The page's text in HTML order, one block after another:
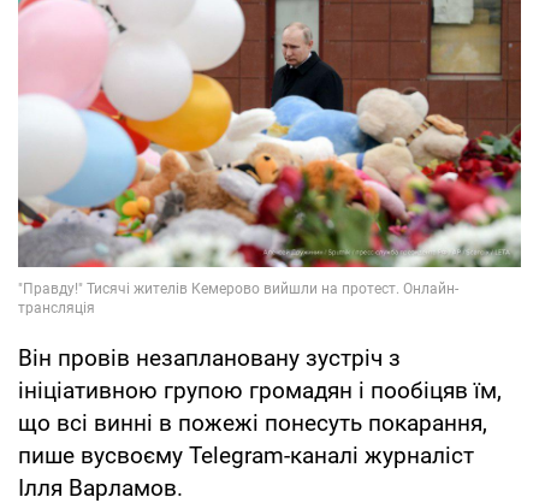
Він провів незаплановану зустріч з
ініціативною групою громадян і пообіцяв їм,
що всі винні в пожежі понесуть покарання,
пише вусвоєму Telegram-каналі журналіст
Ілля Варламов.